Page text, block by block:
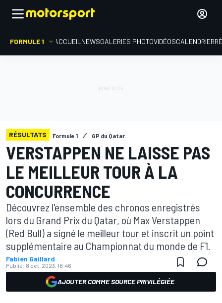
FORMULE 1 ACCUEIL NEWSGALERIES PHOTOVIDÉOSCALENDRIER
RÉSULTATS Formule 1 GP du Qatar
VERSTAPPEN NE LAISSE PAS
LE MEILLEUR TOUR À LA
CONCURRENCE
Découvrez l'ensemble des chronos enregistrés
lors du Grand Prix du Qatar, où Max Verstappen
(Red Bull) a signé le meilleur tour et inscrit un point
supplémentaire au Championnat du monde de F1.
Fabien Gaillard
Publié: 8 oct. 2023, 18:46
AJOUTER COMME SOURCE PRIVILÉGIÉE